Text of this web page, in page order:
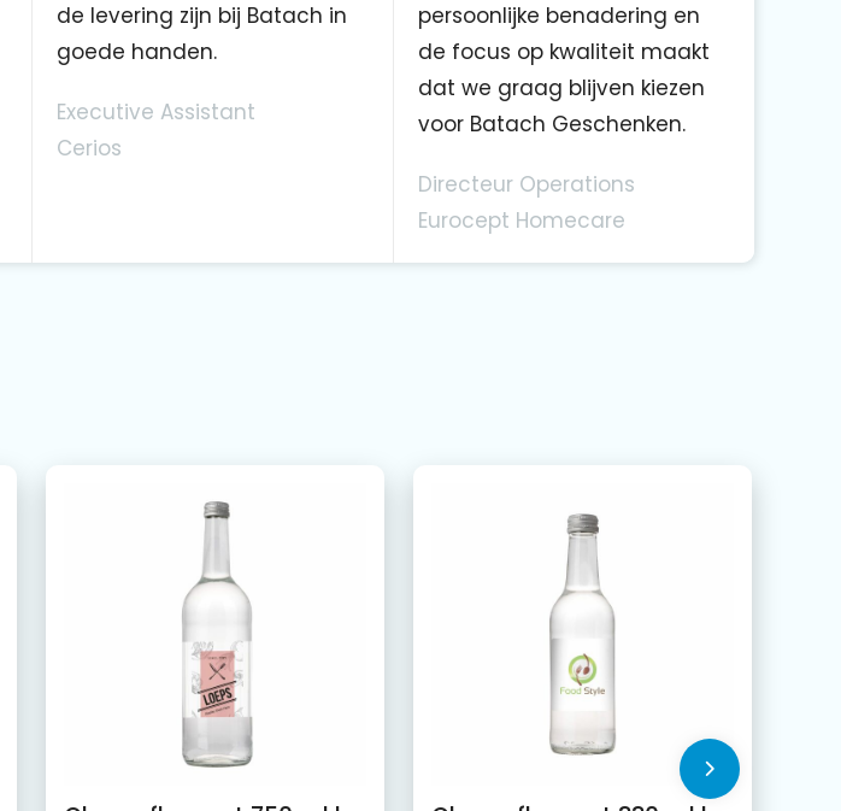
de levering zijn bij Batach in
goede handen.
Executive Assistant
Cerios
persoonlijke benadering en
de focus op kwaliteit maakt
dat we graag blijven kiezen
voor Batach Geschenken.
Directeur Operations
Eurocept Homecare